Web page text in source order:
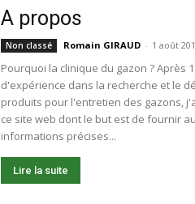
A propos
Non classé Romain GIRAUD - 1 août
Pourquoi la clinique du gazon ? Après
d'expérience dans la recherche et le
produits pour l'entretien des gazons,
ce site web dont le but est de fournir
informations précises...
Lire la suite